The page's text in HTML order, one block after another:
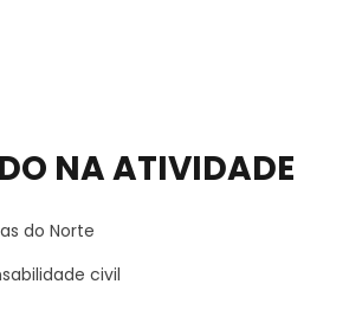
NA ATIVIDADE
do Norte
civil